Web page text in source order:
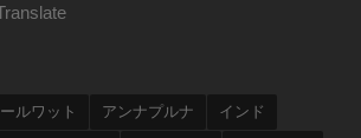
ルワット アンナプルナ インド